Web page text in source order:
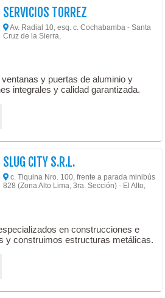
SERVICIOS TORREZ
Av. Radial 10, esq. c. Cochabamba - Santa
Cruz de la Sierra,
y puertas de aluminio y
integrales y calidad garantizada.
SLUG CITY S.R.L.
c. Tiquina Nro. 100, frente a parada minibús
828 (Zona Alto Lima, 3ra. Sección) - El Alto,
en construcciones e
y construimos estructuras metálicas.